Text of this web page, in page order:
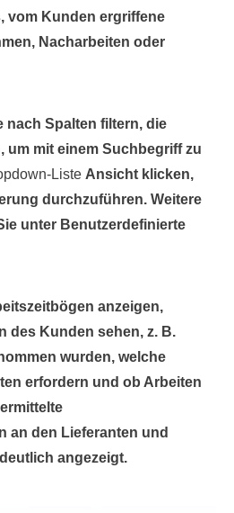
vom Kunden ergriffene
Nacharbeiten oder
nach Spalten filtern, die
um mit einem Suchbegriff zu
Liste Ansicht klicken,
durchzuführen. Weitere
unter Benutzerdefinierte
anzeigen,
des Kunden sehen, z. B.
wurden, welche
erfordern und ob Arbeiten
an den Lieferanten und
deutlich angezeigt.